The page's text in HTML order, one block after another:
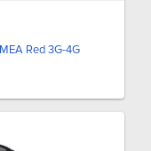
Red 3G-4G